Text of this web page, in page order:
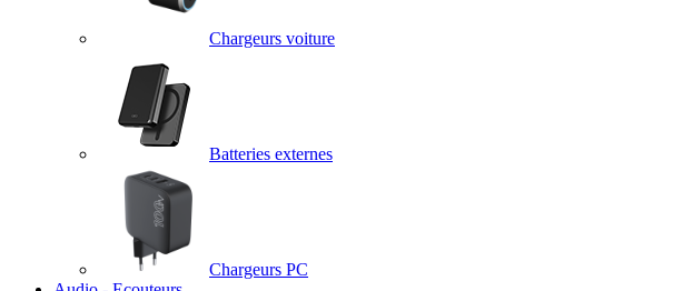
Chargeurs voiture
Batteries externes
Chargeurs PC